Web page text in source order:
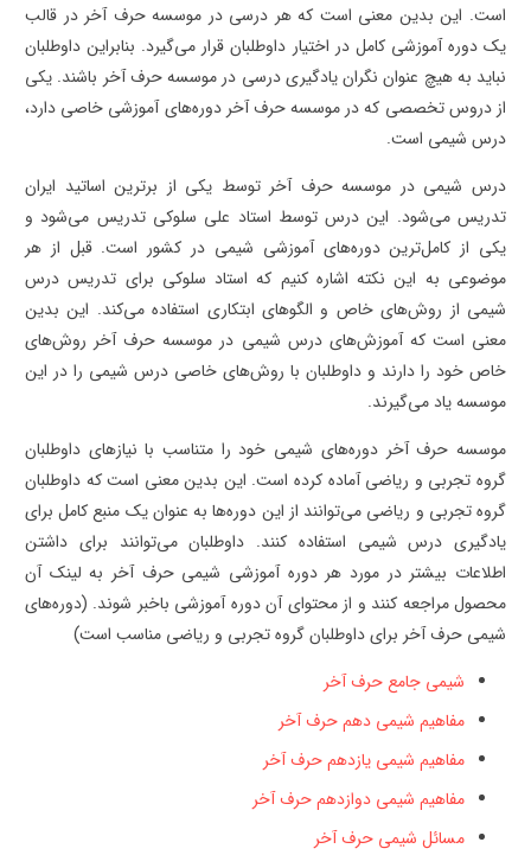
است. این بدین معنی است که هر درسی در موسسه حرف آخر در قالب
یک دوره آموزشی کامل در اختیار داوطلبان قرار می‌گیرد. بنابراین داوطلبان
نباید به هیچ عنوان نگران یادگیری درسی در موسسه حرف آخر باشند. یکی
از دروس تخصصی که در موسسه حرف آخر دوره‌های آموزشی خاصی دارد،
درس شیمی است.
درس شیمی در موسسه حرف آخر توسط یکی از برترین اساتید ایران
تدریس می‌شود. این درس توسط استاد علی سلوکی تدریس می‌شود و
یکی از کامل‌ترین دوره‌های آموزشی شیمی در کشور است. قبل از هر
موضوعی به این نکته اشاره کنیم که استاد سلوکی برای تدریس درس
شیمی از روش‌های خاص و الگوهای ابتکاری استفاده می‌کند. این بدین
معنی است که آموزش‌های درس شیمی در موسسه حرف آخر روش‌های
خاص خود را دارند و داوطلبان با روش‌های خاصی درس شیمی را در این
موسسه یاد می‌گیرند.
موسسه حرف آخر دوره‌های شیمی خود را متناسب با نیازهای داوطلبان
گروه تجربی و ریاضی آماده کرده است. این بدین معنی است که داوطلبان
گروه تجربی و ریاضی می‌توانند از این دوره‌ها به عنوان یک منبع کامل برای
یادگیری درس شیمی استفاده کنند. داوطلبان می‌توانند برای داشتن
اطلاعات بیشتر در مورد هر دوره آموزشی شیمی حرف آخر به لینک آن
محصول مراجعه کنند و از محتوای آن دوره آموزشی باخبر شوند. (دوره‌های
شیمی حرف آخر برای داوطلبان گروه تجربی و ریاضی مناسب است)
شیمی جامع حرف آخر
مفاهیم شیمی دهم حرف آخر
مفاهیم شیمی یازدهم حرف آخر
مفاهیم شیمی دوازدهم حرف آخر
مسائل شیمی حرف آخر